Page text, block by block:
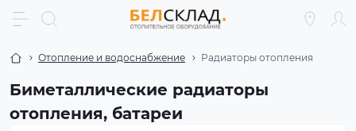
Отопление и водоснабжение Радиаторы отопления
Биметаллические радиаторы
отопления, батареи